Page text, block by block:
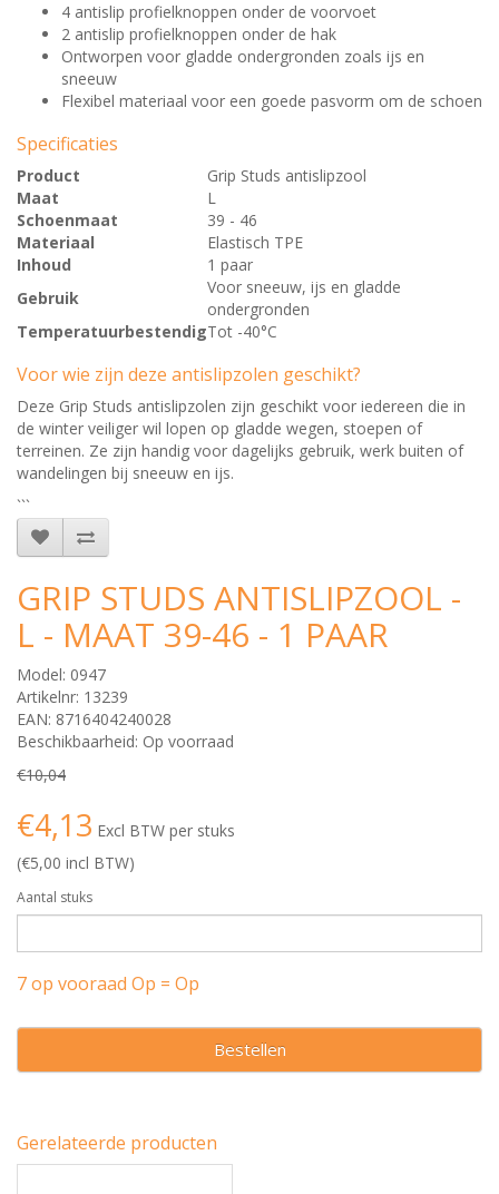
4 antislip profielknoppen onder de voorvoet
2 antislip profielknoppen onder de hak
Ontworpen voor gladde ondergronden zoals ijs en
sneeuw
Flexibel materiaal voor een goede pasvorm om de schoen
Specificaties
Product
Grip Studs antislipzool
Maat
L
Schoenmaat
39 - 46
Materiaal
Elastisch TPE
Inhoud
1 paar
Gebruik
Voor sneeuw, ijs en gladde
ondergronden
TemperatuurbestendigTot -40°C
Voor wie zijn deze antislipzolen geschikt?
Deze Grip Studs antislipzolen zijn geschikt voor iedereen die in
de winter veiliger wil lopen op gladde wegen, stoepen of
terreinen. Ze zijn handig voor dagelijks gebruik, werk buiten of
wandelingen bij sneeuw en ijs.
```
GRIP STUDS ANTISLIPZOOL -
L - MAAT 39-46 - 1 PAAR
Model: 0947
Artikelnr: 13239
EAN: 8716404240028
Beschikbaarheid: Op voorraad
€10,04
€4,13 Excl BTW per stuks
(€5,00 incl BTW)
Aantal stuks
7 op vooraad Op = Op
Bestellen
Gerelateerde producten